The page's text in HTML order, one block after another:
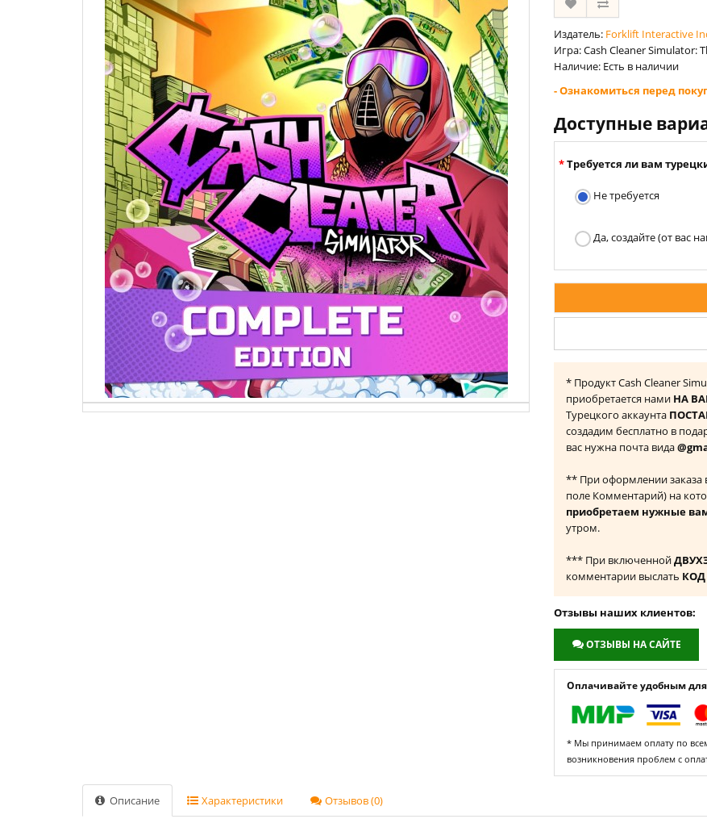
Издатель: Forklift Interactive
Игра: Cash Cleaner Simulator:
Наличие: Есть в наличии
- Ознакомиться перед
Доступные
Требуется ли вам
Не требуется
Да, создайте (от вас
* Продукт Cash Cleaner
приобретается нами НА
Турецкого аккаунта
создадим бесплатно в
вас нужна почта вида
** При оформлении заказа
поле Комментарий) на
приобретаем нужные
утром.
*** При включенной
комментарии выслать
Отзывы наших клиентов:
ОТЗЫВЫ НА САЙТЕ
Оплачивайте удобным для
* Мы принимаем оплату по
возникновения проблем с
Описание Характеристики Отзывов (0)